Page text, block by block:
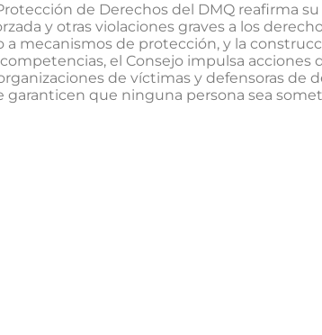
de Derechos del DMQ reafirma
y otras violaciones graves a los
a mecanismos de protección, y la
el Consejo impulsa
de víctimas y defensoras
garanticen que ninguna persona sea